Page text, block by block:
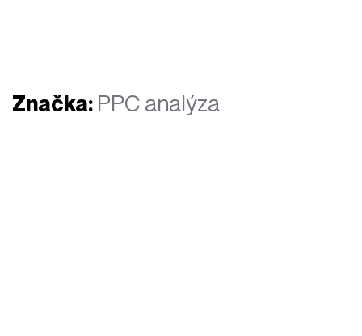
Značka: PPC analýza